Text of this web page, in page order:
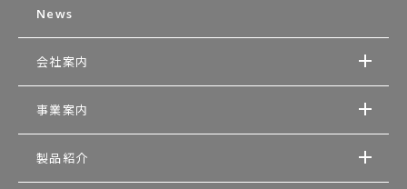
News
会社案内
事業案内
製品紹介